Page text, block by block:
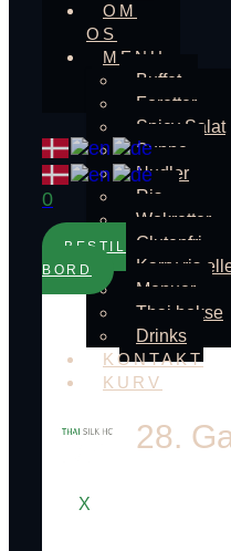
OM
OS
MENU
Buffet
Foretter
Spicy Salat
Suppe
Nudler
Ris
Wokretter
Glutenfri
Karry ris
Menuer
Thai bokse
Drinks
KONTAKT
KURV
X
0
BESTIL
BORD
28.